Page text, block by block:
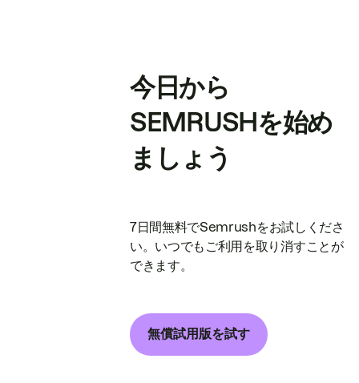
今日から
SEMRUSHを始め
ましょう
7日間無料でSemrushをお試しくださ
い。いつでもご利用を取り消すことが
できます。
無償試用版を試す